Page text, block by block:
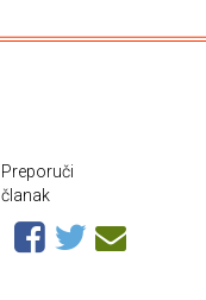
Preporuči
članak